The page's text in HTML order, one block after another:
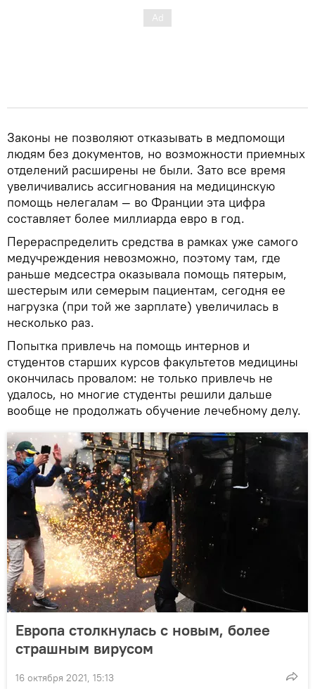
Законы не позволяют отказывать в медпомощи
людям без документов, но возможности приемных
отделений расширены не были. Зато все время
увеличивались ассигнования на медицинскую
помощь нелегалам — во Франции эта цифра
составляет более миллиарда евро в год.
Перераспределить средства в рамках уже самого
медучреждения невозможно, поэтому там, где
раньше медсестра оказывала помощь пятерым,
шестерым или семерым пациентам, сегодня ее
нагрузка (при той же зарплате) увеличилась в
несколько раз.
Попытка привлечь на помощь интернов и
студентов старших курсов факультетов медицины
окончилась провалом: не только привлечь не
удалось, но многие студенты решили дальше
вообще не продолжать обучение лечебному делу.
Европа столкнулась с новым, более
страшным вирусом
16 октября 2021, 15:13